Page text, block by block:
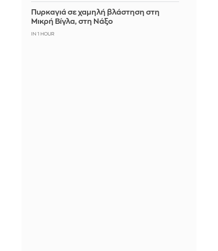
Πυρκαγιά σε χαμηλή βλάστηση στη
Μικρή Βίγλα, στη Νάξο
IN 1 HOUR